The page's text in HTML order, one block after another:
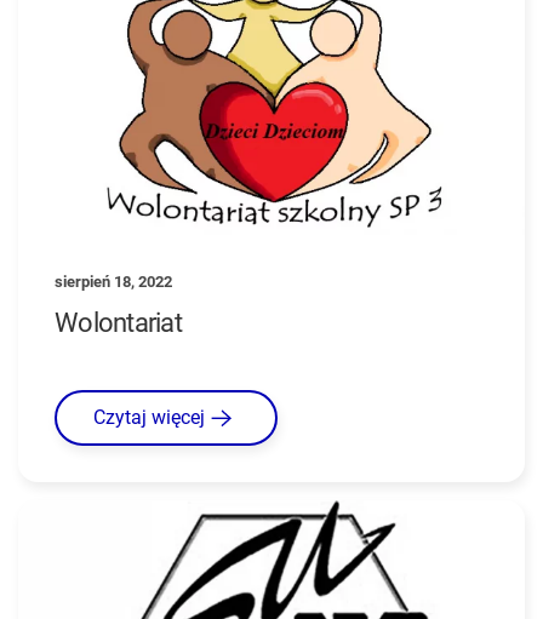
sierpień 18, 2022
Wolontariat
Czytaj więcej